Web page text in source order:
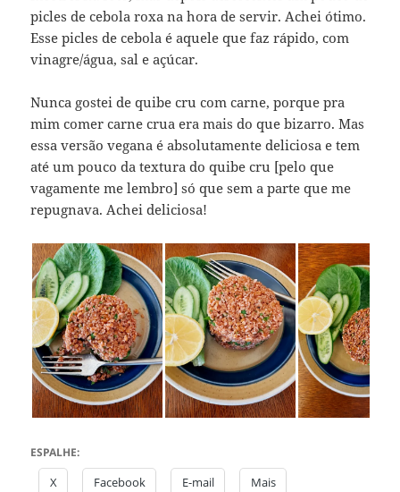
picles de cebola roxa na hora de servir. Achei ótimo.
Esse picles de cebola é aquele que faz rápido, com
vinagre/água, sal e açúcar.
Nunca gostei de quibe cru com carne, porque pra
mim comer carne crua era mais do que bizarro. Mas
essa versão vegana é absolutamente deliciosa e tem
até um pouco da textura do quibe cru [pelo que
vagamente me lembro] só que sem a parte que me
repugnava. Achei deliciosa!
ESPALHE:
X Facebook E-mail Mais